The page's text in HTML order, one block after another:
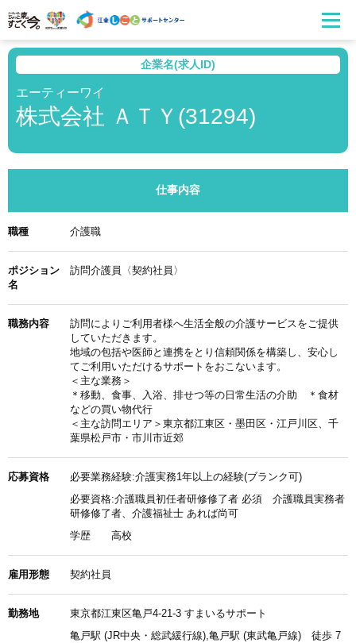
企業名(求人ID)
エーティーワイ
株式会社 ＡＴＹ(31294)
仕事内容
職種 介護職
ポジション
名
訪問介護員〈契約社員〉
職務内容
訪問によりご利用者様へ生活全般の介護サービスをご提供
していただきます。
地域の包括や医師と連携をとり信頼関係を構築し、安心し
てご利用いただけるサポートをおこないます。
＜主な業務＞
＊移動、食事、入浴、排せつ等の日常生活の介助 ＊食材
などの買い物代行
＜主な訪問エリア＞東京都江東区・墨田区・江戸川区、千
葉県松戸市・市川市近郊
応募資格
必要業務経験:介護実務1年以上の経験(ブランク可)
必要資格:介護職員初任者研修修了者 必須 介護職員実務者
研修修了者、介護福祉士 あれば尚可
学歴
高校
雇用形態 契約社員
勤務地
東京都江東区亀戸4-21-3 すまいるサポート
亀戸駅 (JR中央・総武緩行線),亀戸駅 (東武亀戸線) 徒歩 7